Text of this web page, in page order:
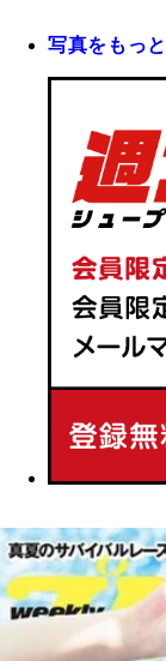
写真をもっ